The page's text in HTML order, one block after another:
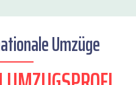
Umzüge